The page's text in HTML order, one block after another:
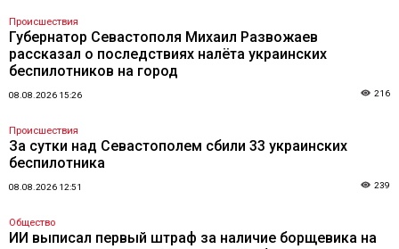
Происшествия
Губернатор Севастополя Михаил Развожаев
рассказал о последствиях налёта украинских
беспилотников на город
08.08.2026 15:26 216
Происшествия
За сутки над Севастополем сбили 33 украинских
беспилотника
08.08.2026 12:51 239
Общество
ИИ выписал первый штраф за наличие борщевика на